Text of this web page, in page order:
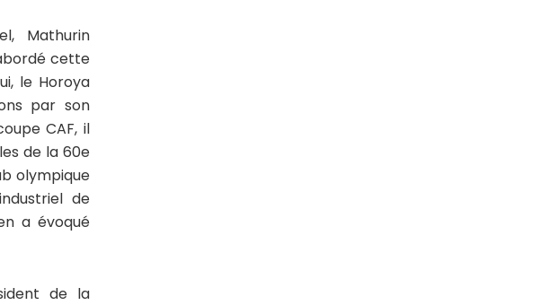
Mathurin
cette
le Horoya
par son
CAF, il
de la 60e
olympique
de
a évoqué
de la